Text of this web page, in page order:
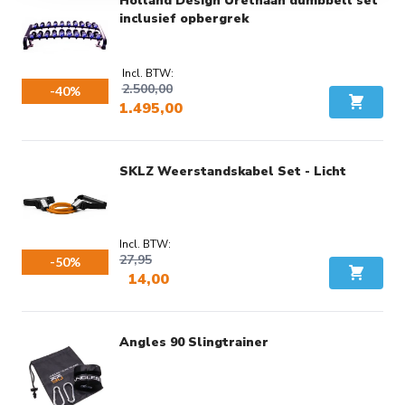
-40%
inclusief opbergrek
1.495,00
2.500,00
In
-50%
SKLZ Weerstandskabel Set - Licht
14,00
27,95
In
Angles 90 Slingtrainer